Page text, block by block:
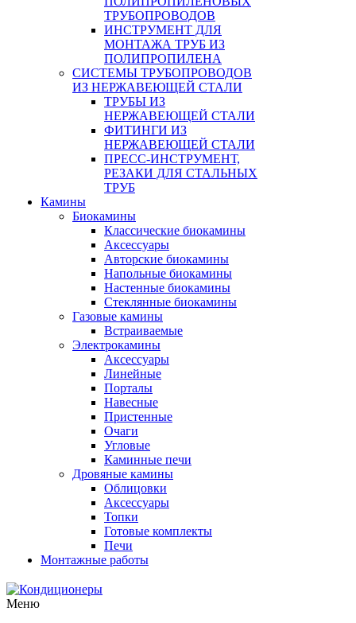
ТРУБОПРОВОДОВ
ИНСТРУМЕНТ ДЛЯ
МОНТАЖА ТРУБ ИЗ
ПОЛИПРОПИЛЕНА
СИСТЕМЫ ТРУБОПРОВОДОВ
ИЗ НЕРЖАВЕЮЩЕЙ СТАЛИ
ТРУБЫ ИЗ
НЕРЖАВЕЮЩЕЙ СТАЛИ
ФИТИНГИ ИЗ
НЕРЖАВЕЮЩЕЙ СТАЛИ
ПРЕСС-ИНСТРУМЕНТ,
РЕЗАКИ ДЛЯ СТАЛЬНЫХ
ТРУБ
Камины
Биокамины
Классические биокамины
Аксессуары
Авторские биокамины
Напольные биокамины
Настенные биокамины
Стеклянные биокамины
Газовые камины
Встраиваемые
Электрокамины
Аксессуары
Линейные
Порталы
Навесные
Пристенные
Очаги
Угловые
Каминные печи
Дровяные камины
Облицовки
Аксессуары
Топки
Готовые комплекты
Печи
Монтажные работы
Меню